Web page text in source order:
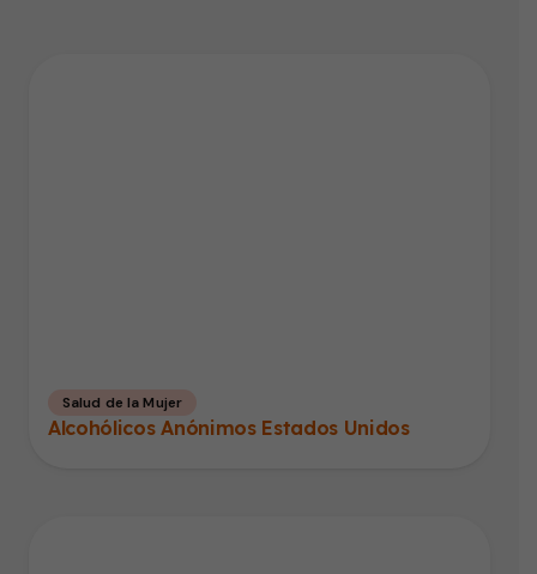
Salud de la Mujer
Alcohólicos Anónimos Estados Unidos